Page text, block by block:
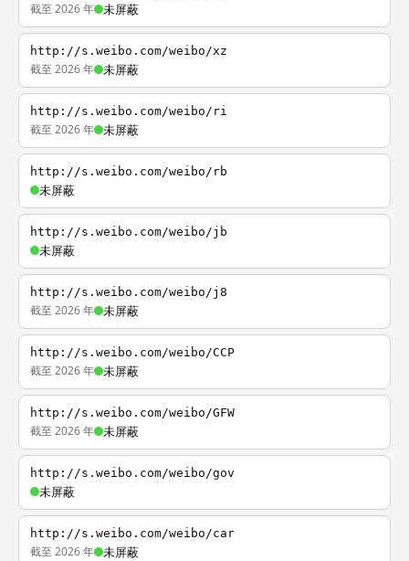
截至 2026 年 未屏蔽
http://s.weibo.com/weibo/xz
截至 2026 年 未屏蔽
http://s.weibo.com/weibo/ri
截至 2026 年 未屏蔽
http://s.weibo.com/weibo/rb
未屏蔽
http://s.weibo.com/weibo/jb
未屏蔽
http://s.weibo.com/weibo/j8
截至 2026 年 未屏蔽
http://s.weibo.com/weibo/CCP
截至 2026 年 未屏蔽
http://s.weibo.com/weibo/GFW
截至 2026 年 未屏蔽
http://s.weibo.com/weibo/gov
未屏蔽
http://s.weibo.com/weibo/car
截至 2026 年 未屏蔽